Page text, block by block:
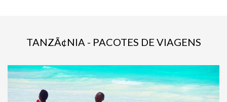
TANZÃ¢NIA - PACOTES DE VIAGENS